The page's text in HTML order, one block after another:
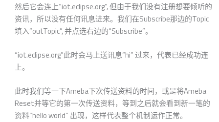
然后它会连上“iot.eclipse.org”, 但由于我们没有注册想要倾听的
资讯，所以没有任何讯息进来。我们在Subscribe那边的Topic
填入“outTopic”, 并点选右边的“Subscribe”。
“iot.eclipse.org”此时会马上送讯息“hi” 过来，代表已经成功连
上。
此时我们等一下Ameba下次传送资料的时间，或是将Ameba
Reset并等它的第一次传送资料，等到之后就会看到新一笔的
资料“hello world” 出现，这样代表整个机制运作正常。